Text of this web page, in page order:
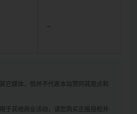
–
媒体，但并不代表本站赞同其观点和
其他商业活动，请您购买正版授权并